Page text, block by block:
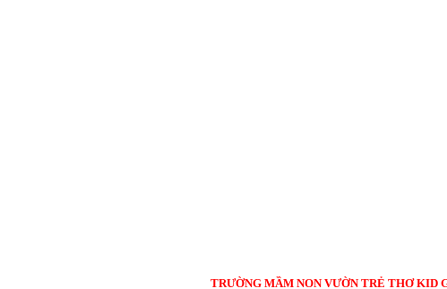
TRƯỜNG MẦM NON VƯỜN TRẺ THƠ KID